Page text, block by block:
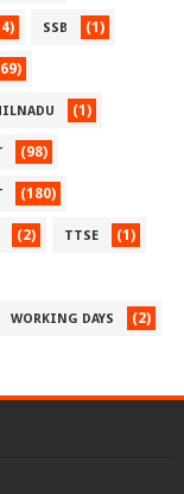
SSB (1)
(1)
(98)
(180)
(2) TTSE (1)
WORKING DAYS (2)